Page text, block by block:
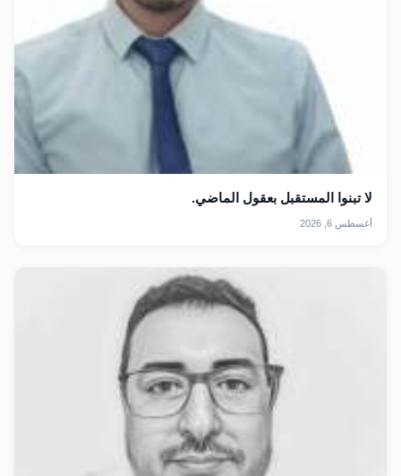
لا تبنوا المستقبل بعقول الماضي.
أغسطس 6, 2026